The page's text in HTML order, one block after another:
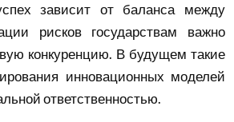
зависит от баланса между
рисков государствам важно
конкуренцию. В будущем такие
инновационных моделей
ответственностью.